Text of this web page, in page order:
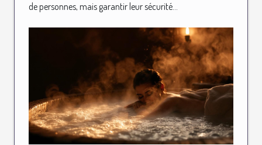
de personnes, mais garantir leur sécurité...